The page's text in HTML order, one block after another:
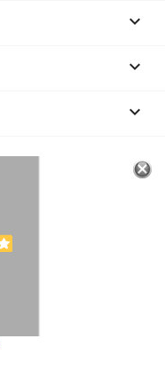


keyboard_arrow_down